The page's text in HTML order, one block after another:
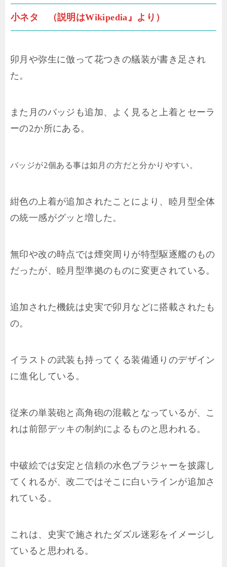
小ネタ （説明はWikipedia』より）
卯月や弥生に倣って花つきの艤装が書き足され
た。
また月のバッジも追加、よく見ると上着とセーラ
ーの2か所にある。
バッジが2個ある事は如月の方だと分かりやすい。
紺色の上着が追加されたことにより、睦月型全体
の統一感がグッと増した。
無印や改の時点では煙突周りが特型駆逐艦のもの
だったが、睦月型準拠のものに変更されている。
追加された機銃は史実で卯月などに搭載されたも
の。
イラストの武装も持ってくる装備通りのデザイン
に進化している。
従来の単装砲と高角砲の混載となっているが、こ
れは前部デッキの制約によるものと思われる。
中破絵では安定と信頼の水色ブラジャーを披露し
てくれるが、改二ではそこに白いラインが追加さ
れている。
これは、史実で施されたダズル迷彩をイメージし
ていると思われる。